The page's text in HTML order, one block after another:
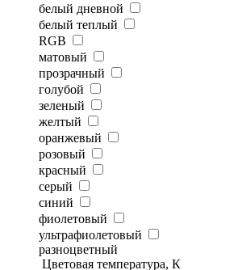
белый дневной
белый теплый
RGB
матовый
прозрачный
голубой
зеленый
желтый
оранжевый
розовый
красный
серый
синий
фиолетовый
ультрафиолетовый
разноцветный
Цветовая температура, К